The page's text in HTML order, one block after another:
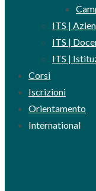
ITS |
ITS |
ITS |
Corsi
Iscrizioni
Orientamento
International